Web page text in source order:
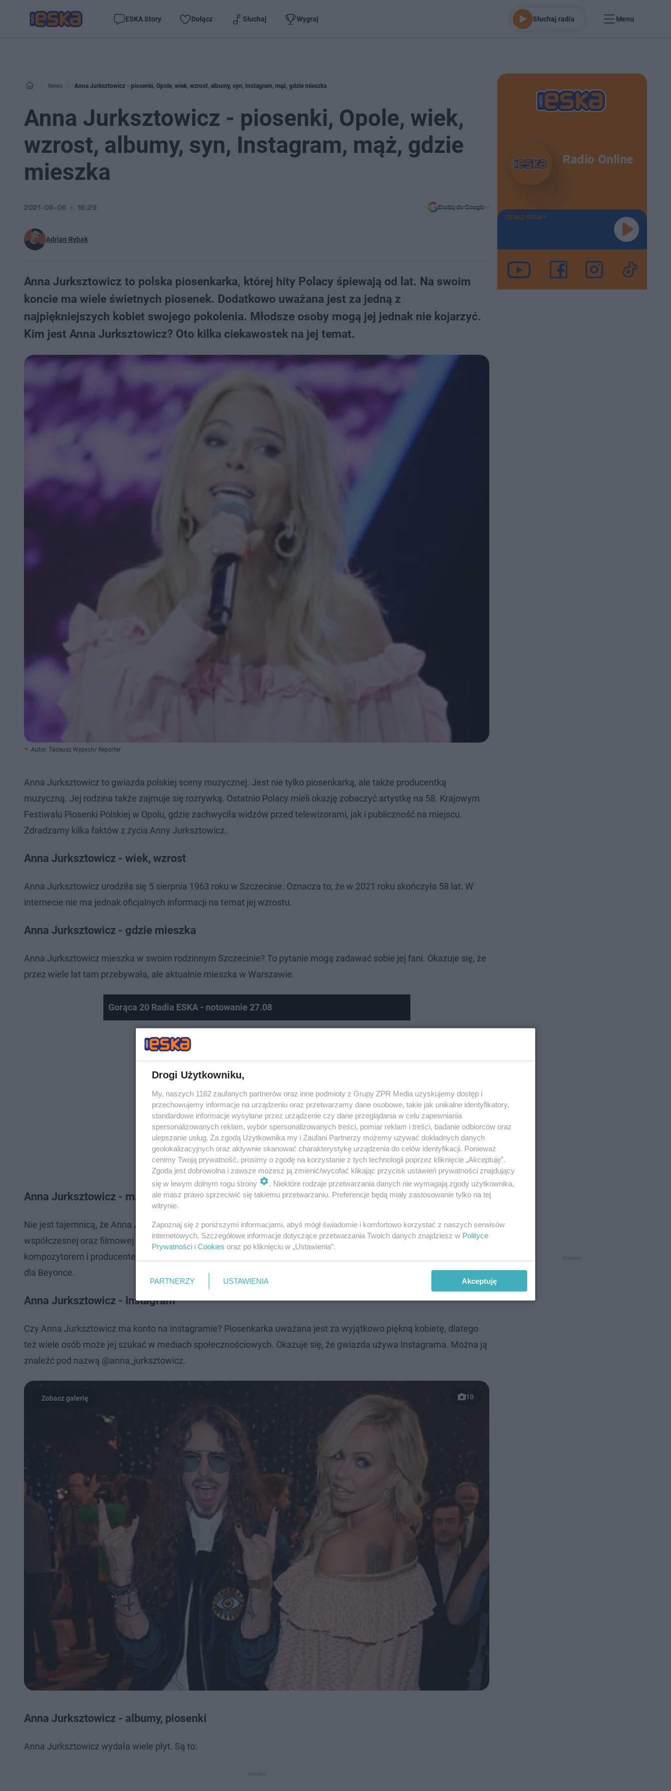
ESKA Story Dołącz Słuchaj Wygraj Słuchaj radia Menu
News Anna Jurksztowicz - piosenki, Opole, wiek, wzrost, albumy, syn, Instagram, mąż, gdzie mieszka
Anna Jurksztowicz - piosenki, Opole, wiek,
wzrost, albumy, syn, Instagram, mąż, gdzie
mieszka
Adrian Rybak
2021-09-06 16:29 Dodaj do Google
Anna Jurksztowicz to polska piosenkarka, której hity Polacy śpiewają od lat. Na swoim
koncie ma wiele świetnych piosenek. Dodatkowo uważana jest za jedną z
najpiękniejszych kobiet swojego pokolenia. Młodsze osoby mogą jej jednak nie kojarzyć.
Kim jest Anna Jurksztowicz? Oto kilka ciekawostek na jej temat.
Autor: Tadeusz Wypych/ Reporter
Anna Jurksztowicz to gwiazda polskiej sceny muzycznej. Jest nie tylko piosenkarką, ale także producentką
muzyczną. Jej rodzina także zajmuje się rozrywką. Ostatnio Polacy mieli okazję zobaczyć artystkę na 58. Krajowym
Festiwalu Piosenki Polskiej w Opolu, gdzie zachwyciła widzów przed telewizorami, jak i publiczność na miejscu.
Zdradzamy kilka faktów z życia Anny Jurksztowicz.
Anna Jurksztowicz - wiek, wzrost
Anna Jurksztowicz urodziła się 5 sierpnia 1963 roku w Szczecinie. Oznacza to, że w 2021 roku skończyła 58 lat. W
internecie nie ma jednak oficjalnych informacji na temat jej wzrostu.
Anna Jurksztowicz - gdzie mieszka
Anna Jurksztowicz mieszka w swoim rodzinnym Szczecinie? To pytanie mogą zadawać sobie jej fani. Okazuje się, że
przez wiele lat tam przebywała, ale aktualnie mieszka w Warszawie.
Gorąca 20 Radia ESKA - notowanie 27.08
Anna Jurksztowicz - mąż, syn
Nie jest tajemnicą, że Anna Jurksztowicz jest częścią artystycznej rodziny. Jej mężem jest słynny kompozytor muzyki
współczesnej oraz filmowej - Krzesimir Dębski. Razem mają także syna - Radzimira Dębskiego - który jest wokalistą,
kompozytorem i producentem muzycznym. Występuje pod pseudonimem Jimek. Syn Anny pracował między innymi
dla Beyonce.
Anna Jurksztowicz - Instagram
Czy Anna Jurksztowicz ma konto na Instagramie? Piosenkarka uważana jest za wyjątkowo piękną kobietę, dlatego
też wiele osób może jej szukać w mediach społecznościowych. Okazuje się, że gwiazda używa Instagrama. Można ją
znaleźć pod nazwą @anna_jurksztowicz.
10
Anna Jurksztowicz - albumy, piosenki
Anna Jurksztowicz wydała wiele płyt. Są to:
Radio Online
TERAZ GRAMY
Drogi Użytkowniku,
My, naszych 1162 zaufanych partnerów oraz inne podmioty z Grupy ZPR Media uzyskujemy dostęp i
przechowujemy informacje na urządzeniu oraz przetwarzamy dane osobowe, takie jak unikalne identyfikatory,
standardowe informacje wysyłane przez urządzenie czy dane przeglądania w celu zapewniania
spersonalizowanych reklam, wybór spersonalizowanych treści, pomiar reklam i treści, badanie odbiorców oraz
ulepszanie usług. Za zgodą Użytkownika my i Zaufani Partnerzy możemy używać dokładnych danych
geolokalizacyjnych oraz aktywnie skanować charakterystykę urządzenia do celów identyfikacji. Ponieważ
cenimy Twoją prywatność, prosimy o zgodę na korzystanie z tych technologii poprzez kliknięcie „Akceptuję”.
Zgoda jest dobrowolna i zawsze możesz ją zmienić/wycofać klikając przycisk ustawień prywatności znajdujący
się w lewym dolnym rogu strony
. Niektóre rodzaje przetwarzania danych nie wymagają zgody użytkownika,
ale masz prawo sprzeciwić się takiemu przetwarzaniu. Preferencje będą miały zastosowanie tylko na tej
witrynie.
Zapoznaj się z poniższymi informacjami, abyś mógł świadomie i komfortowo korzystać z naszych serwisów
internetowych. Szczegółowe informacje dotyczące przetwarzania Twoich danych znajdziesz w Polityce
Prywatności i Cookies oraz po kliknięciu w „Ustawienia”.
PARTNERZY USTAWIENIA Akceptuję